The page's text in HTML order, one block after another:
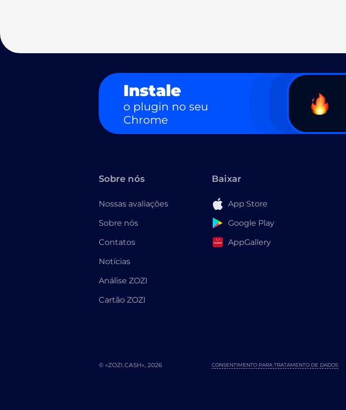
Instale
o plugin no seu
Chrome
Sobre nós
Nossas avaliações
Sobre nós
Contatos
Notícias
Análise ZOZI
Cartão ZOZI
Baixar
App Store
Google Play
AppGallery
© «ZOZI.CASH», 2026 CONSENTIMENTO PARA TRATAMENTO DE DADOS